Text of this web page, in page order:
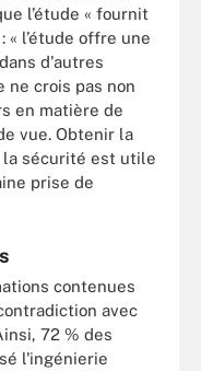
l’étude « fournit
l’étude offre une
d'autres
ne crois pas non
en matière de
vue. Obtenir la
sécurité est utile
prise de
contenues
avec
72 % des
l'ingénierie